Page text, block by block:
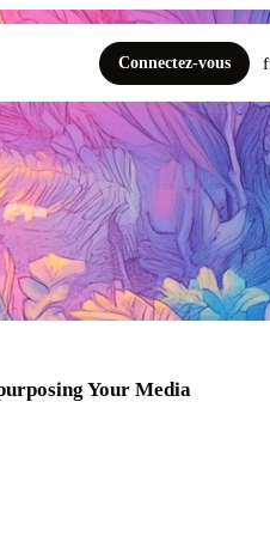
Connectez-vous
Your Media